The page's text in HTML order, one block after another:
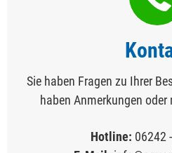
Sie haben Fragen zu Ihrer
haben Anmerkungen
Hotline: 06242